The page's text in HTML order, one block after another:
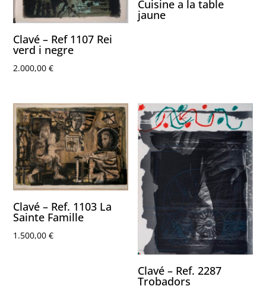
Clavé – Ref 1107 Rei
verd i negre
2.000,00€
Cuisine a la table
jaune
Clavé – Ref. 1103 La
Sainte Famille
1.500,00€
Clavé – Ref. 2287
Trobadors